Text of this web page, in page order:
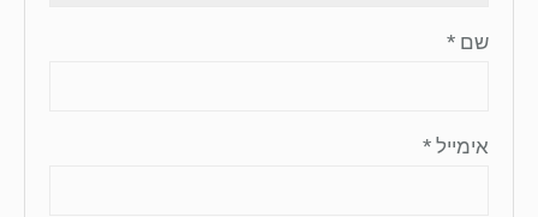
שם *
אימייל *